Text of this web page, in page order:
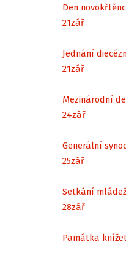
Den
21zář
Jednání
21zář
Mezinárodní
24zář
Generální
25zář
Setkání
28zář
Památka